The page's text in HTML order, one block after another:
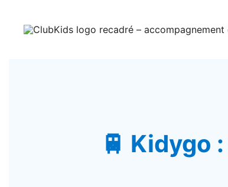
content
🚆 Kidygo
🚨